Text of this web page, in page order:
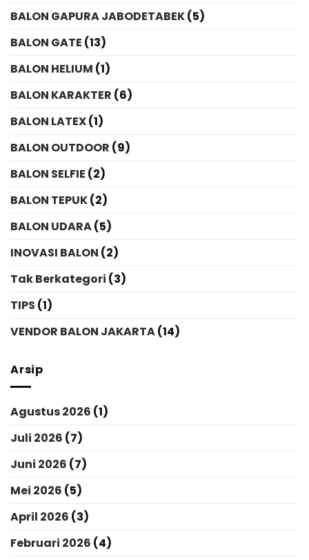
BALON GAPURA JABODETABEK(5)
BALON GATE (13)
BALON HELIUM (1)
BALON KARAKTER (6)
BALON LATEX(1)
BALON OUTDOOR (9)
BALON SELFIE (2)
BALON TEPUK(2)
BALON UDARA(5)
INOVASI BALON (2)
Tak Berkategori (3)
TIPS (1)
VENDOR BALON JAKARTA(14)
Arsip
Agustus 2026 (1)
Juli 2026 (7)
Juni 2026 (7)
Mei 2026 (5)
April 2026 (3)
Februari 2026 (4)